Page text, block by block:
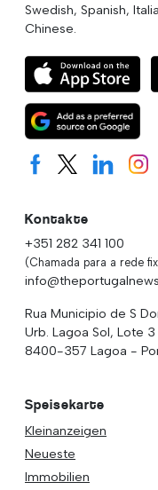
Swedish, Spanish,
Chinese.
Kontakte
+351 282 341 100
(Chamada para a rede
Rua Municipio de S
Urb. Lagoa Sol, Lote
8400-357 Lagoa -
Speisekarte
Kleinanzeigen
Neueste
Immobilien